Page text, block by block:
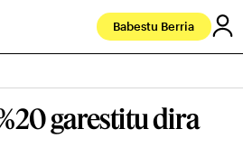
Babestu Berria
garestitu dira